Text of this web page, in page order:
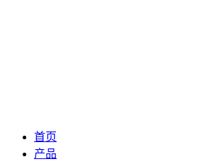
首页
产品